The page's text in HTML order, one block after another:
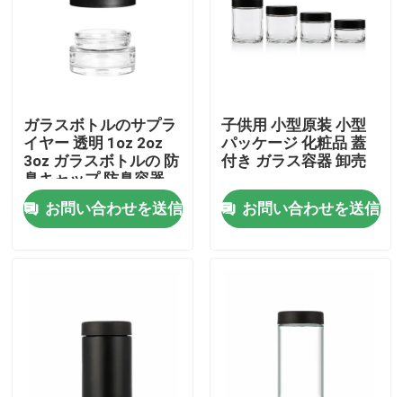
私達について
品質管理
私達に連絡しなさい
引用を要求しなさい
ガラスボトルのサプラ
イヤー 透明 1oz 2oz
3oz ガラスボトルの 防
臭キャップ 防臭容器
お問い合わせを送信
子供用 小型原装 小型
パッケージ 化粧品 蓋
付き ガラス容器 卸売
お問い合わせを送信